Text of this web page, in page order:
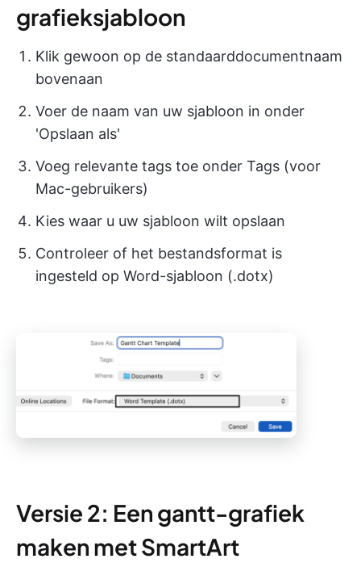
grafieksjabloon
Klik gewoon op de standaarddocumentnaam
bovenaan
Voer de naam van uw sjabloon in onder
'Opslaan als'
Voeg relevante tags toe onder Tags (voor
Mac-gebruikers)
Kies waar u uw sjabloon wilt opslaan
Controleer of het bestandsformat is
ingesteld op Word-sjabloon (.dotx)
Versie 2: Een gantt-grafiek
maken met SmartArt